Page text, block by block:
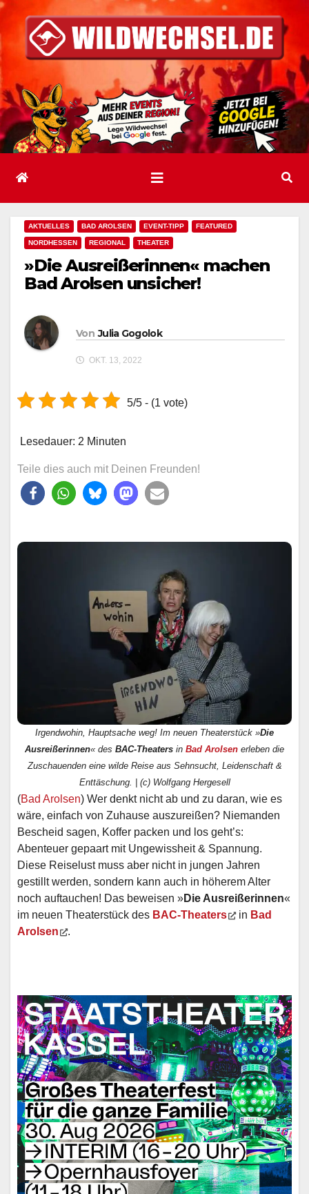
Inhalt
springen
AKTUELLES BAD AROLSEN EVENT-TIPP FEATURED
NORDHESSEN REGIONAL THEATER
»Die Ausreißerinnen« machen
Bad Arolsen unsicher!
Von Julia Gogolok
OKT. 13, 2022
5/5 - (1 vote)
Lesedauer: 2 Minuten
Teile dies auch mit Deinen Freunden!
Irgendwohin, Hauptsache weg! Im neuen Theaterstück »Die
Ausreißerinnen« des BAC-Theaters in Bad Arolsen erleben die
Zuschauenden eine wilde Reise aus Sehnsucht, Leidenschaft &
Enttäschung. | (c) Wolfgang Hergesell
(Bad Arolsen) Wer denkt nicht ab und zu daran, wie es
wäre, einfach von Zuhause auszureißen? Niemanden
Bescheid sagen, Koffer packen und los geht’s:
Abenteuer gepaart mit Ungewissheit & Spannung.
Diese Reiselust muss aber nicht in jungen Jahren
gestillt werden, sondern kann auch in höherem Alter
noch auftauchen! Das beweisen »Die Ausreißerinnen«
im neuen Theaterstück des BAC-Theaters in Bad
Arolsen
.